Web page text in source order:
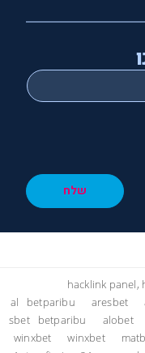
שלח
hacklink panel,
al
betparibu aresbet
sbet
betparibu alobet
winxbet
winxbet